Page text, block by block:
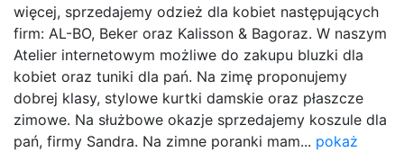
więcej, sprzedajemy odzież dla kobiet następujących
firm: AL-BO, Beker oraz Kalisson & Bagoraz. W naszym
Atelier internetowym możliwe do zakupu bluzki dla
kobiet oraz tuniki dla pań. Na zimę proponujemy
dobrej klasy, stylowe kurtki damskie oraz płaszcze
zimowe. Na służbowe okazje sprzedajemy koszule dla
pań, firmy Sandra. Na zimne poranki mam... pokaż